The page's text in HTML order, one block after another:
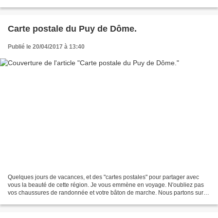
Carte postale du Puy de Dôme.
Publié le 20/04/2017 à 13:40
Quelques jours de vacances, et des "cartes postales" pour partager avec
vous la beauté de cette région. Je vous emmène en voyage. N'oubliez pas
vos chaussures de randonnée et votre bâton de marche. Nous partons sur